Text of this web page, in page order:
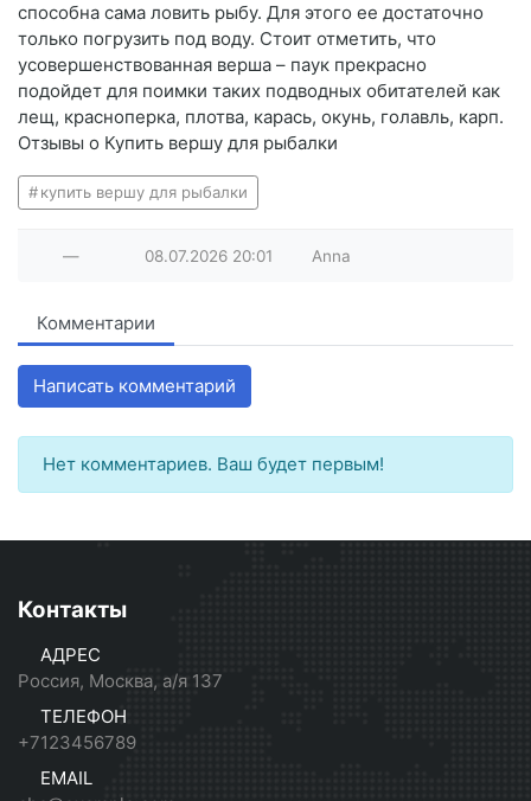
способна сама ловить рыбу. Для этого ее достаточно
только погрузить под воду. Стоит отметить, что
усовершенствованная верша – паук прекрасно
подойдет для поимки таких подводных обитателей как
лещ, красноперка, плотва, карась, окунь, голавль, карп.
Отзывы о Купить вершу для рыбалки
купить вершу для рыбалки
— 08.07.2026 20:01 Anna
Комментарии
Написать комментарий
Нет комментариев. Ваш будет первым!
Контакты
АДРЕС
Россия, Москва, а/я 137
ТЕЛЕФОН
+7123456789
EMAIL